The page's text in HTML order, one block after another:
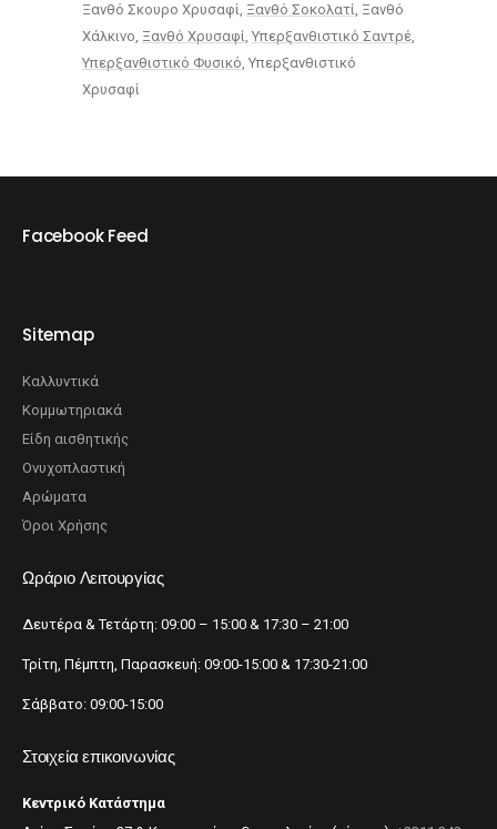
Ξανθό Σκουρο Χρυσαφί Ξανθό Σοκολατί Ξανθό
Χάλκινο Ξανθό Χρυσαφί Υπερξανθιστικό Σαντρέ
Υπερξανθιστικό Φυσικό Υπερξανθιστικό
Χρυσαφί
Facebook Feed
Sitemap
Καλλυντικά
Κομμωτηριακά
Είδη αισθητικής
Ονυχοπλαστική
Αρώματα
Όροι Χρήσης
Ωράριο Λειτουργίας
Δευτέρα & Τετάρτη: 09:00 – 15:00 & 17:30 – 21:00
Τρίτη, Πέμπτη, Παρασκευή: 09:00-15:00 & 17:30-21:00
Σάββατο: 09:00-15:00
Στοιχεία επικοινωνίας
Κεντρικό Κατάστημα